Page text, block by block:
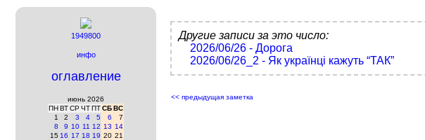
1949800
инфо
оглавление
июнь 2026
ПНВТСР ЧТПТСБВС
1
2 3 4 5 6
7
8
9 10 11 12 13 14
15 16 17 18 19 20 21
Другие записи за это число:
2026/06/26 - Дорога
2026/06/26_2 - Як українці кажуть “ТАК”
<< предыдущая заметка